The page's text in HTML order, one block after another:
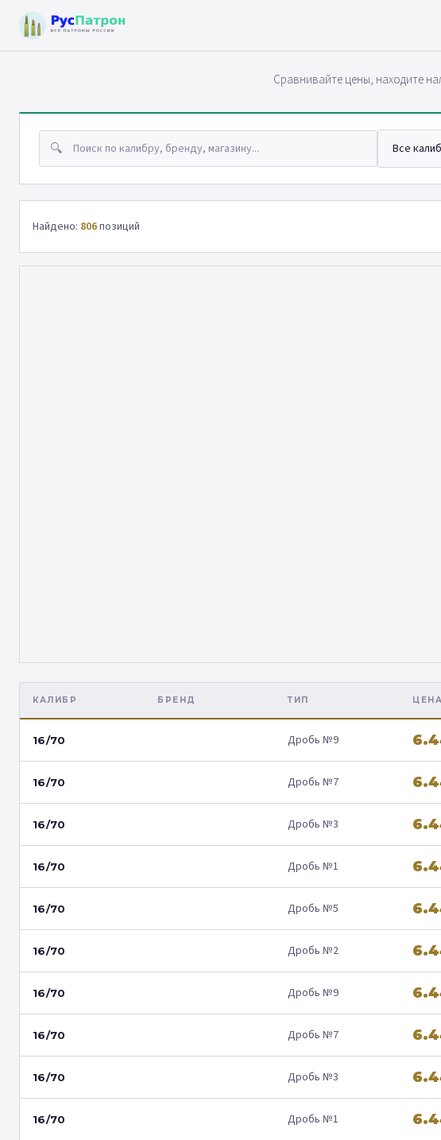
Сравнивайте цены, находите
🔍
Найдено: 806позиций
КАЛИБР БРЕНД ТИП
16/70 Дробь №9
16/70 Дробь №7
16/70 Дробь №3
16/70 Дробь №1
16/70 Дробь №5
16/70 Дробь №2
16/70 Дробь №9
16/70 Дробь №7
16/70 Дробь №3
16/70 Дробь №1